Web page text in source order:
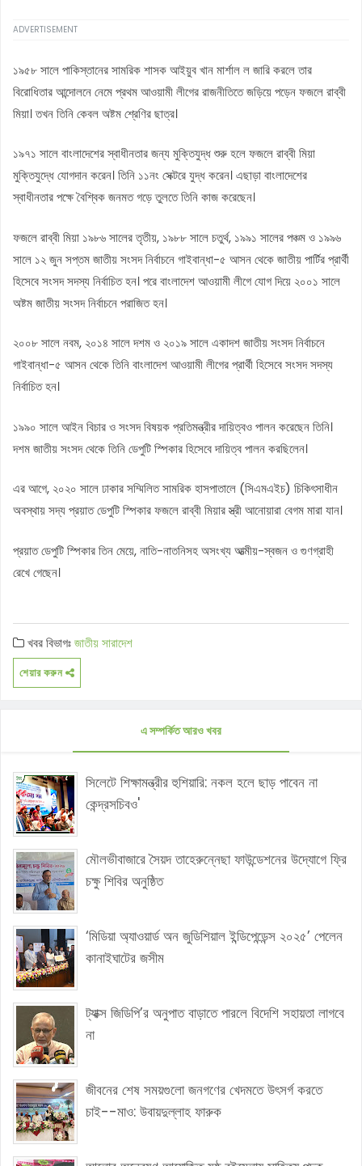
ADVERTISEMENT
১৯৫৮ সালে পাকিস্তানের সামরিক শাসক আইয়ুব খান মার্শাল ল জারি করলে তার
বিরোধিতার আন্দোলনে নেমে প্রথম আওয়ামী লীগের রাজনীতিতে জড়িয়ে পড়েন ফজলে রাব্বী
মিয়া। তখন তিনি কেবল অষ্টম শ্রেণির ছাত্র।
১৯৭১ সালে বাংলাদেশের স্বাধীনতার জন্য মুক্তিযুদ্ধ শুরু হলে ফজলে রাব্বী মিয়া
মুক্তিযুদ্ধে যোগদান করেন। তিনি ১১নং সেক্টরে যুদ্ধ করেন। এছাড়া বাংলাদেশের
স্বাধীনতার পক্ষে বৈশ্বিক জনমত গড়ে তুলতে তিনি কাজ করেছেন।
ফজলে রাব্বী মিয়া ১৯৮৬ সালের তৃতীয়, ১৯৮৮ সালে চতুর্থ, ১৯৯১ সালের পঞ্চম ও ১৯৯৬
সালে ১২ জুন সপ্তম জাতীয় সংসদ নির্বাচনে গাইবান্ধা-৫ আসন থেকে জাতীয় পার্টির প্রার্থী
হিসেবে সংসদ সদস্য নির্বাচিত হন। পরে বাংলাদেশ আওয়ামী লীগে যোগ দিয়ে ২০০১ সালে
অষ্টম জাতীয় সংসদ নির্বাচনে পরাজিত হন।
২০০৮ সালে নবম, ২০১৪ সালে দশম ও ২০১৯ সালে একাদশ জাতীয় সংসদ নির্বাচনে
গাইবান্ধা-৫ আসন থেকে তিনি বাংলাদেশ আওয়ামী লীগের প্রার্থী হিসেবে সংসদ সদস্য
নির্বাচিত হন।
১৯৯০ সালে আইন বিচার ও সংসদ বিষয়ক প্রতিমন্ত্রীর দায়িত্বও পালন করেছেন তিনি।
দশম জাতীয় সংসদ থেকে তিনি ডেপুটি স্পিকার হিসেবে দায়িত্ব পালন করছিলেন।
এর আগে, ২০২০ সালে ঢাকার সম্মিলিত সামরিক হাসপাতালে (সিএমএইচ) চিকিৎসাধীন
অবস্থায় সদ্য প্রয়াত ডেপুটি স্পিকার ফজলে রাব্বী মিয়ার স্ত্রী আনোয়ারা বেগম মারা যান।
প্রয়াত ডেপুটি স্পিকার তিন মেয়ে, নাতি-নাতনিসহ অসংখ্য আত্মীয়-স্বজন ও গুণগ্রাহী
রেখে গেছেন।
খবর বিভাগঃজাতীয়সারাদেশ
শেয়ার করুন
এ সম্পর্কিত আরও খবর
সিলেটে শিক্ষামন্ত্রীর হুশিয়ারি: নকল হলে ছাড় পাবেন না
কেন্দ্রসচিবও'
মৌলভীবাজারে সৈয়দ তাহেরুন্নেছা ফাউন্ডেশনের উদ্যোগে ফ্রি
চক্ষু শিবির অনুষ্ঠিত
‘মিডিয়া অ্যাওয়ার্ড অন জুডিশিয়াল ইন্ডিপেন্ডেন্স ২০২৫’ পেলেন
কানাইঘাটের জসীম
ট্যাক্স জিডিপি’র অনুপাত বাড়াতে পারলে বিদেশি সহায়তা লাগবে
না
জীবনের শেষ সময়গুলো জনগণের খেদমতে উৎসর্গ করতে
চাই--মাও: উবায়দুল্লাহ ফারুক